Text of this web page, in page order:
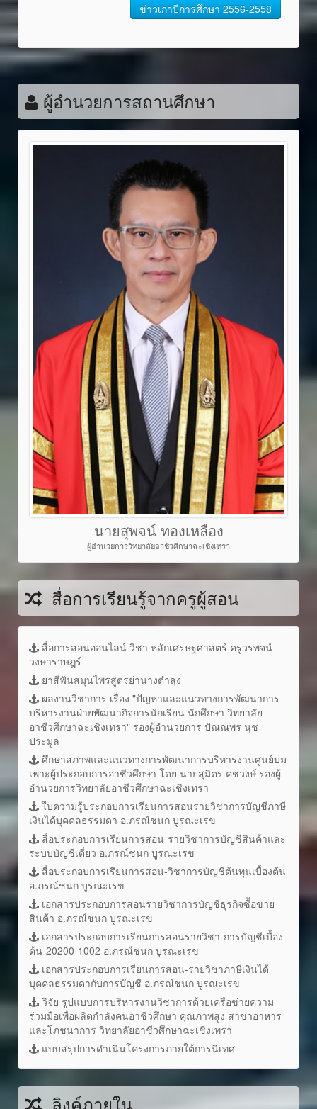
ข่าวเก่าปีการศึกษา 2556-2558
ผู้อำนวยการสถานศึกษา
นายสุพจน์ ทองเหลือง
ผู้อำนวยการวิทยาลัยอาชีวศึกษาฉะเชิงเทรา
สื่อการเรียนรู้จากครูผู้สอน
สื่อการสอนออนไลน์ วิชา หลักเศรษฐศาสตร์ ครูวรพจน์
วงษาราษฎร์
ยาสีฟันสมุนไพรสูตรย่านางตำลุง
ผลงานวิชาการ เรื่อง "ปัญหาและแนวทางการพัฒนาการ
บริหารงานฝ่ายพัฒนากิจการนักเรียน นักศึกษา วิทยาลัย
อาชีวศึกษาฉะเชิงเทรา" รองผู้อำนวยการ ปัณณพร นุช
ประมูล
ศึกษาสภาพและแนวทางการพัฒนาการบริหารงานศูนย์บ่ม
เพาะผู้ประกอบการอาชีวศึกษา โดย นายสุมิตร คชวงษ์ รองผู้
อำนวยการวิทยาลัยอาชีวศึกษาฉะเชิงเทรา
ใบความรู้ประกอบการเรียนการสอนรายวิชาการบัญชีภาษี
เงินได้บุคคลธรรมดา อ.ภรณ์ชนก บูรณะเรข
สื่อประกอบการเรียนการสอน-รายวิชาการบัญชีสินค้าและ
ระบบบัญชีเดี่ยว อ.ภรณ์ชนก บูรณะเรข
สื่อประกอบการเรียนการสอน-วิชาการบัญชีต้นทุนเบื้องต้น
อ.ภรณ์ชนก บูรณะเรข
เอกสารประกอบการสอนรายวิชาการบัญชีธุรกิจซื้อขาย
สินค้า อ.ภรณ์ชนก บูรณะเรข
เอกสารประกอบการเรียนการสอนรายวิชา-การบัญชีเบื้อง
ต้น-20200-1002 อ.ภรณ์ชนก บูรณะเรข
เอกสารประกอบการเรียนการสอน-รายวิชาภาษีเงินได้
บุคคลธรรมดากับการบัญชี อ.ภรณ์ชนก บูรณะเรข
วิจัย รูปแบบการบริหารงานวิชาการด้วยเครือข่ายความ
ร่วมมือเพื่อผลิตกำลังคนอาชีวศึกษา คุณภาพสูง สาขาอาหาร
และโภชนาการ วิทยาลัยอาชีวศึกษาฉะเชิงเทรา
แบบสรุปการดำเนินโครงการภายใต้การนิเทศ
ลิงค์ภายใน